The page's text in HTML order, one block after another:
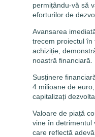
permițându-vă să
eforturilor de
Avansarea
trecem proiectul în
achiziție,
noastră financiară.
Susținere
4 milioane de
capitalizați
Valoare de piață
vine în detrimentul
care reflectă